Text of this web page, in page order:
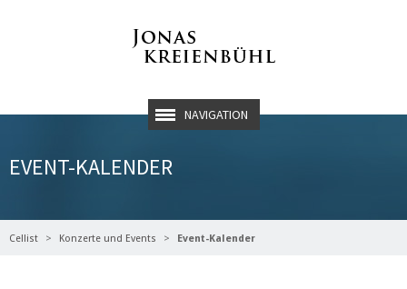
NAVIGATION
EVENT-KALENDER
Cellist Konzerte und Events Event-Kalender